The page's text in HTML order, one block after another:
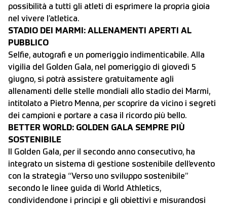
possibilità a tutti gli atleti di esprimere la propria gioia
nel vivere l’atletica.
STADIO DEI MARMI: ALLENAMENTI APERTI AL
PUBBLICO
Selfie, autografi e un pomeriggio indimenticabile. Alla
vigilia del Golden Gala, nel pomeriggio di giovedì 5
giugno, si potrà assistere gratuitamente agli
allenamenti delle stelle mondiali allo stadio dei Marmi,
intitolato a Pietro Menna, per scoprire da vicino i segreti
dei campioni e portare a casa il ricordo più bello.
BETTER WORLD: GOLDEN GALA SEMPRE PIÙ
SOSTENIBILE
Il Golden Gala, per il secondo anno consecutivo, ha
integrato un sistema di gestione sostenibile dell’evento
con la strategia “Verso uno sviluppo sostenibile”
secondo le linee guida di World Athletics,
condividendone i principi e gli obiettivi e misurandosi